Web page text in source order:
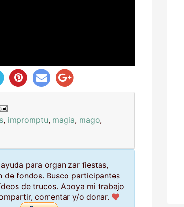
, impromptu, magia, mago,
para organizar fiestas,
de fondos. Busco participantes
de trucos. Apoya mi trabajo
comentar y/o donar.